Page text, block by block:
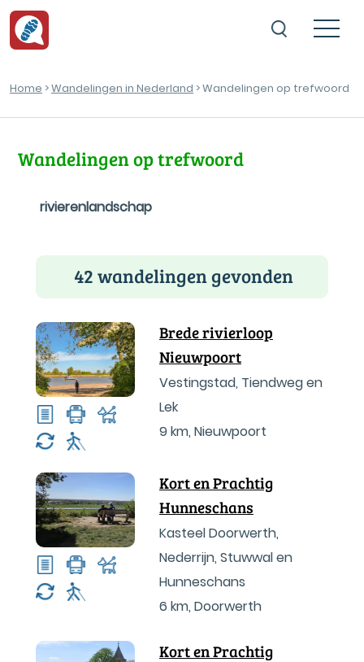
Home >Wandelingen in Nederland > Wandelingen op trefwoord
Wandelingen op trefwoord
rivierenlandschap
42 wandelingen gevonden
Brede rivierloop
Nieuwpoort
Vestingstad, Tiendweg en
Lek
9 km, Nieuwpoort
Kort en Prachtig
Hunneschans
Kasteel Doorwerth,
Nederrijn, Stuwwal en
Hunneschans
6 km, Doorwerth
Kort en Prachtig